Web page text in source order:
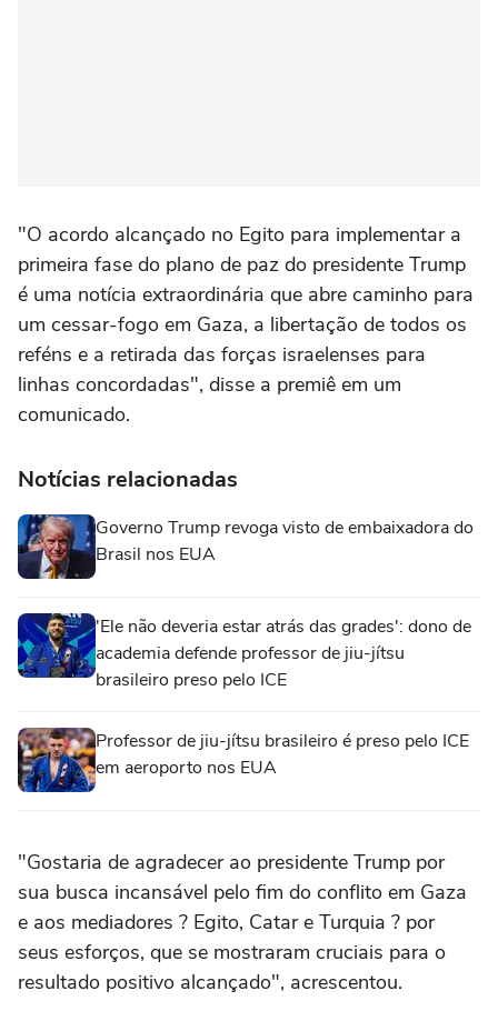
"O acordo alcançado no Egito para implementar a
primeira fase do plano de paz do presidente Trump
é uma notícia extraordinária que abre caminho para
um cessar-fogo em Gaza, a libertação de todos os
reféns e a retirada das forças israelenses para
linhas concordadas", disse a premiê em um
comunicado.
Notícias relacionadas
Governo Trump revoga visto de embaixadora do
Brasil nos EUA
'Ele não deveria estar atrás das grades': dono de
academia defende professor de jiu-jítsu
brasileiro preso pelo ICE
Professor de jiu-jítsu brasileiro é preso pelo ICE
em aeroporto nos EUA
"Gostaria de agradecer ao presidente Trump por
sua busca incansável pelo fim do conflito em Gaza
e aos mediadores ? Egito, Catar e Turquia ? por
seus esforços, que se mostraram cruciais para o
resultado positivo alcançado", acrescentou.